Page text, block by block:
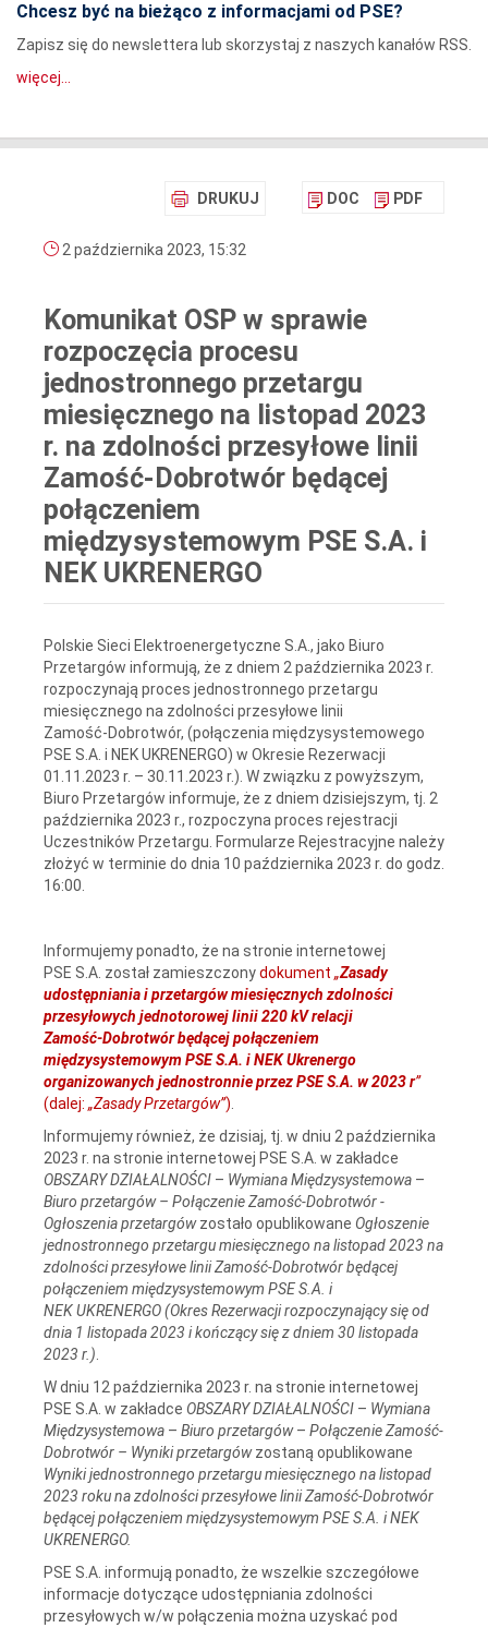
Chcesz być na bieżąco z informacjami od PSE?
Zapisz się do newslettera lub skorzystaj z naszych kanałów RSS.
więcej...
DRUKUJ DOC PDF
2 października 2023, 15:32
Komunikat OSP w sprawie
rozpoczęcia procesu
jednostronnego przetargu
miesięcznego na listopad 2023
r. na zdolności przesyłowe linii
Zamość-Dobrotwór będącej
połączeniem
międzysystemowym PSE S.A. i
NEK UKRENERGO
Polskie Sieci Elektroenergetyczne S.A., jako Biuro
Przetargów informują, że z dniem 2 października 2023 r.
rozpoczynają proces jednostronnego przetargu
miesięcznego na zdolności przesyłowe linii
Zamość‑Dobrotwór, (połączenia międzysystemowego
PSE S.A. i NEK UKRENERGO) w Okresie Rezerwacji
01.11.2023 r. – 30.11.2023 r.). W związku z powyższym,
Biuro Przetargów informuje, że z dniem dzisiejszym, tj. 2
października 2023 r., rozpoczyna proces rejestracji
Uczestników Przetargu. Formularze Rejestracyjne należy
złożyć w terminie do dnia 10 października 2023 r. do godz.
16:00.
Informujemy ponadto, że na stronie internetowej
PSE S.A. został zamieszczonydokument „Zasady
udostępniania i przetargów miesięcznych zdolności
przesyłowych jednotorowej linii 220 kV relacji
Zamość‑Dobrotwór będącej połączeniem
międzysystemowym PSE S.A. i NEK Ukrenergo
organizowanych jednostronnie przez PSE S.A. w 2023 r”
(dalej: „Zasady Przetargów”)
Informujemy również, że dzisiaj, tj. w dniu 2 października
2023 r. na stronie internetowej PSE S.A. w zakładce
OBSZARY DZIAŁALNOŚCI – Wymiana Międzysystemowa –
Biuro przetargów – Połączenie Zamość-Dobrotwór -
Ogłoszenia przetargówzostało opublikowane Ogłoszenie
jednostronnego przetargu miesięcznego na listopad 2023 na
zdolności przesyłowe linii Zamość‑Dobrotwór będącej
połączeniem międzysystemowym PSE S.A. i
NEK UKRENERGO (Okres Rezerwacji rozpoczynający się od
dnia 1 listopada 2023 i kończący się z dniem 30 listopada
2023 r.)
W dniu 12 października 2023 r. na stronie internetowej
PSE S.A. w zakładce OBSZARY DZIAŁALNOŚCI – Wymiana
Międzysystemowa – Biuro przetargów– Połączenie Zamość-
Dobrotwór – Wyniki przetargówzostaną opublikowane
Wyniki jednostronnego przetargu miesięcznego na listopad
2023 roku na zdolności przesyłowe linii Zamość-Dobrotwór
będącej połączeniem międzysystemowym PSE S.A. i NEK
UKRENERGO.
PSE S.A. informują ponadto, że wszelkie szczegółowe
informacje dotyczące udostępniania zdolności
przesyłowych w/w połączenia można uzyskać pod